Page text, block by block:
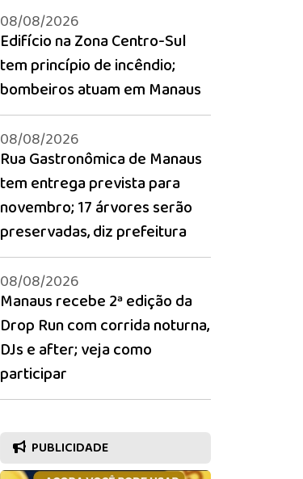
08/08/2026
Edifício na Zona Centro-Sul
tem princípio de incêndio;
bombeiros atuam em Manaus
08/08/2026
Rua Gastronômica de Manaus
tem entrega prevista para
novembro; 17 árvores serão
preservadas, diz prefeitura
08/08/2026
Manaus recebe 2ª edição da
Drop Run com corrida noturna,
DJs e after; veja como
participar
PUBLICIDADE